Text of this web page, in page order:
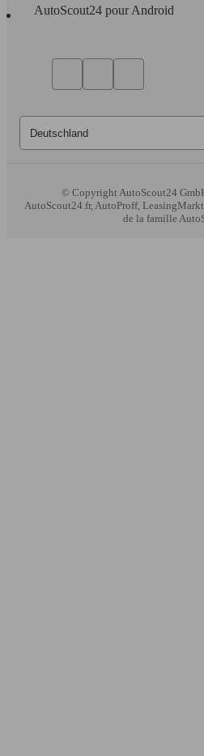
AutoScout24 pour Android
© CopyrightAutoScout24
AutoScout24.fr, AutoProff,
de la famille